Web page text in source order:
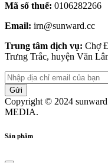
Mã số thuế: 0106282266
Email: irn@sunward.cc
Trung tâm dịch vụ: Chợ
Trưng Trắc, huyện Văn
Copyright © 2024
MEDIA.
Sản phẩm